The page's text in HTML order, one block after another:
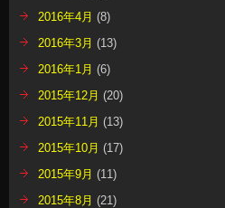
2016年4月 (8)
2016年3月 (13)
2016年1月 (6)
2015年12月 (20)
2015年11月 (13)
2015年10月 (17)
2015年9月 (11)
2015年8月 (21)